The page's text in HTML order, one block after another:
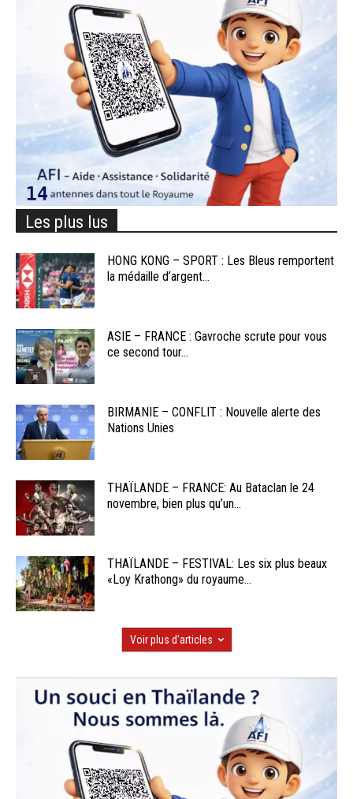
Les plus lus
HONG KONG – SPORT : Les Bleus remportent
la médaille d’argent...
ASIE – FRANCE : Gavroche scrute pour vous
ce second tour...
BIRMANIE – CONFLIT : Nouvelle alerte des
Nations Unies
THAÏLANDE – FRANCE: Au Bataclan le 24
novembre, bien plus qu’un...
THAÏLANDE – FESTIVAL: Les six plus beaux
«Loy Krathong» du royaume...
Voir plus d'articles